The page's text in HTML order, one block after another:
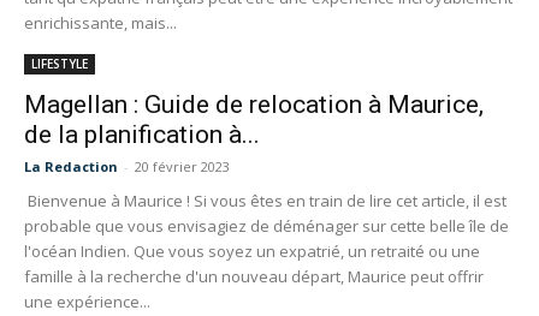
enrichissante, mais...
LIFESTYLE
Magellan : Guide de relocation à Maurice,
de la planification à...
La Redaction - 20 février 2023
Bienvenue à Maurice ! Si vous êtes en train de lire cet article, il est
probable que vous envisagiez de déménager sur cette belle île de
l'océan Indien. Que vous soyez un expatrié, un retraité ou une
famille à la recherche d'un nouveau départ, Maurice peut offrir
une expérience...